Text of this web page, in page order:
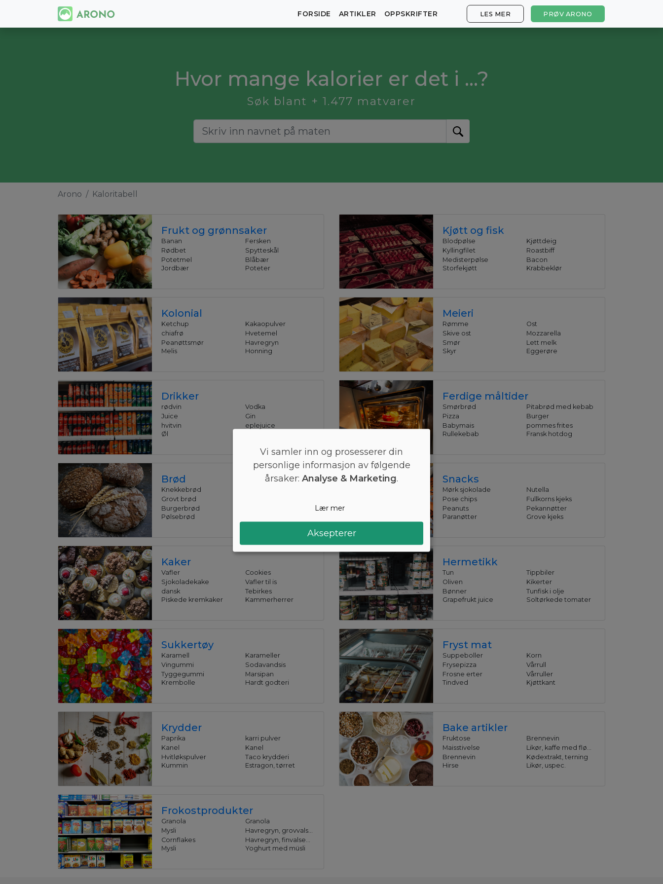
FORSIDE ARTIKLER OPPSKRIFTER LES MER PRØV ARONO
Hvor mange kalorier er det i ...?
Søk blant + 1.477 matvarer
Arono Kaloritabell
Frukt og grønnsaker
Banan
Rødbet
Potetmel
Jordbær
Fersken
Spytteskål
Blåbær
Poteter
Kjøtt og fisk
Blodpølse
Kyllingfilet
Medisterpølse
Storfekjøtt
Kjøttdeig
Roastbiff
Bacon
Krabbeklør
Kolonial
Ketchup
chiafrø
Peanøttsmør
Melis
Kakaopulver
Hvetemel
Havregryn
Honning
Meieri
Rømme
Skive ost
Smør
Skyr
Ost
Mozzarella
Lett melk
Eggerøre
Drikker
rødvin
Juice
hvitvin
Øl
Vodka
Gin
eplejuice
Ferdige måltider
Smørbrød
Pizza
Babymais
Rullekebab
Pitabrød med kebab
Burger
pommes frites
Fransk hotdog
Brød
Knekkebrød
Grovt brød
Burgerbrød
Pølsebrød
Snacks
Mørk sjokolade
Pose chips
Peanuts
Paranøtter
Nutella
Fullkorns kjeks
Pekannøtter
Grove kjeks
Kaker
Vafler
Sjokoladekake
dansk
Piskede kremkaker
Cookies
Vafler til is
Tebirkes
Kammerherrer
Hermetikk
Tun
Oliven
Bønner
Grapefrukt juice
Tippbiler
Kikerter
Tunfisk i olje
Soltørkede tomater
Sukkertøy
Karamell
Vingummi
Tyggegummi
Krembolle
Karameller
Sodavandsis
Marsipan
Hardt godteri
Fryst mat
Suppeboller
Frysepizza
Frosne erter
Tindved
Korn
Vårrull
Vårruller
Kjøttkant
Krydder
Paprika
Kanel
Hvitløkspulver
Kummin
karri pulver
Kanel
Taco krydderi
Estragon, tørret
Bake artikler
Fruktose
Maisstivelse
Brennevin
Hirse
Brennevin
Likør, kaffe med fløde
Kødextrakt, terning
Likør, uspec.
Frokostprodukter
Granola
Mysli
Cornflakes
Mysli
Granola
Havregryn, grovvalsede
Havregryn, finvalsede
Yoghurt med müsli
Vi samler inn og prosesserer din
personlige informasjon av følgende
årsaker: Analyse & Marketing.
Lær mer
Aksepterer